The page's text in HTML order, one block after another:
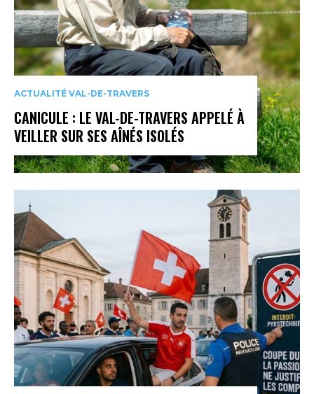
ACTUALITÉ VAL-DE-TRAVERS
CANICULE : LE VAL-DE-TRAVERS APPELÉ À
VEILLER SUR SES AÎNÉS ISOLÉS